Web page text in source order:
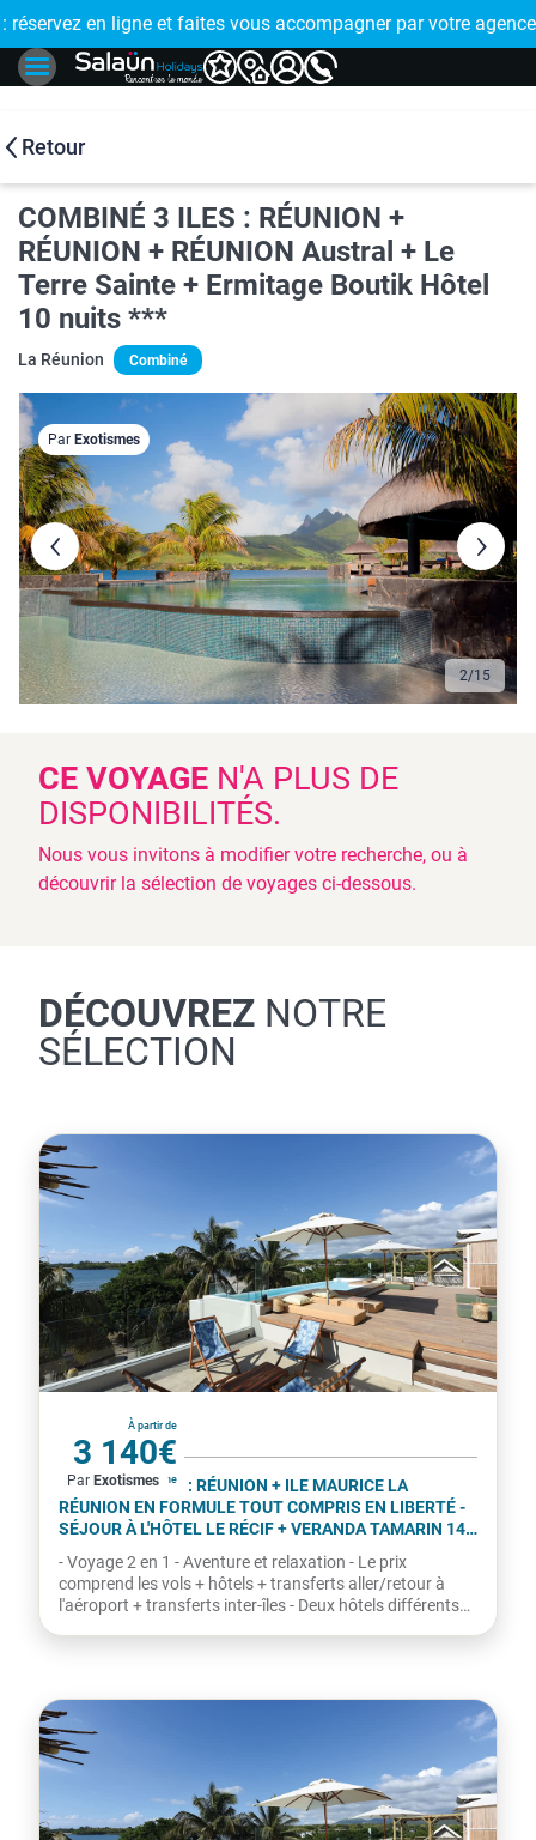
accompagner par votre agence de proximité
🤩 PAIEMENT EN PLUSIEURS FOIS :
Retour
COMBINÉ 3 ILES : RÉUNION +
RÉUNION + RÉUNION Austral + Le
Terre Sainte + Ermitage Boutik Hôtel
10 nuits ***
La Réunion Combiné
2/15
Par Exotismes
CE VOYAGE N'A PLUS DE
DISPONIBILITÉS.
Nous vous invitons à modifier votre recherche, ou à
découvrir la sélection de voyages ci-dessous.
DÉCOUVREZ NOTRE
SÉLECTION
À partir de
3 140€
par personne
Par Exotismes
La Réunion
COMBINÉ 2 ILES : RÉUNION + ILE MAURICE LA
RÉUNION EN FORMULE TOUT COMPRIS EN LIBERTÉ -
SÉJOUR À L'HÔTEL LE RÉCIF + VERANDA TAMARIN 14
- Voyage 2 en 1 - Aventure et relaxation - Le prix
comprend les vols + hôtels + transferts aller/retour à
l'aéroport + transferts inter-îles - Deux hôtels différents